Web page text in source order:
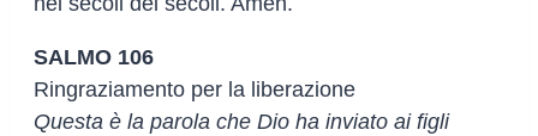
SALMO 106
Ringraziamento per la liberazione
Questa è la parola che Dio ha inviato ai figli